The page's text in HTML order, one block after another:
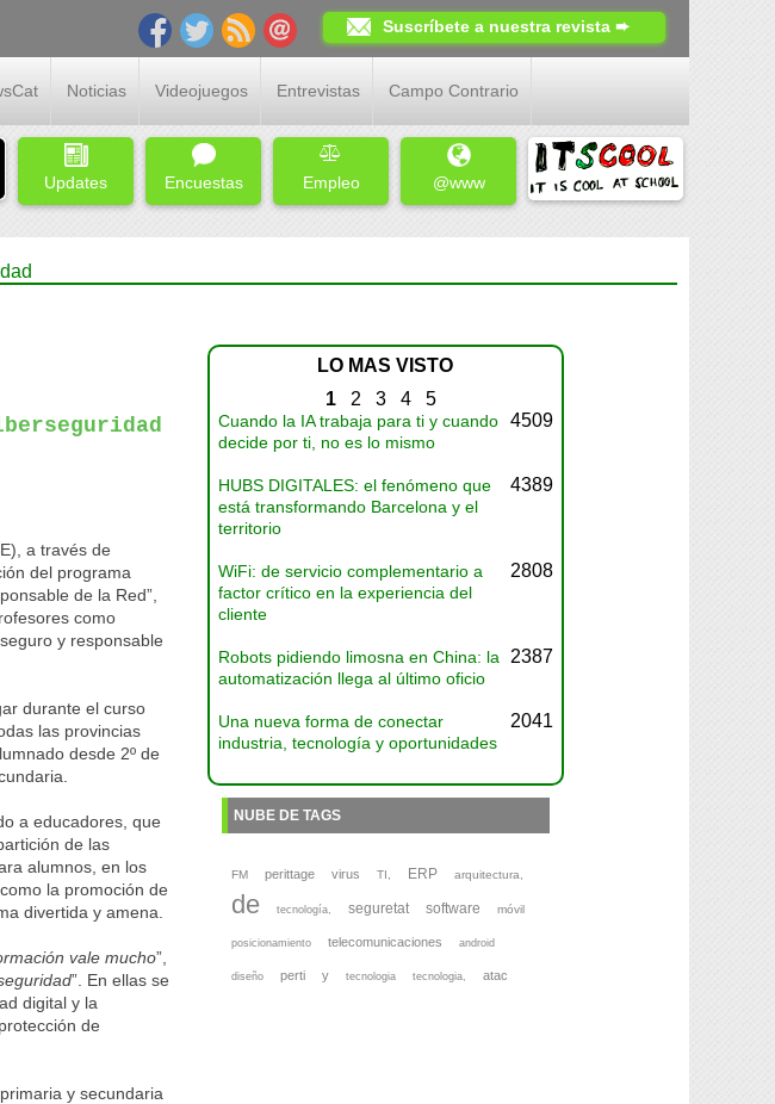
Suscríbete a nuestra revista ➨
Noticias Videojuegos Entrevistas Campo Contrario
Updates Encuestas Empleo @www
a través de
del programa
de la Red”,
como
y responsable
durante el curso
las provincias
desde 2º de
a educadores, que
de las
alumnos, en los
la promoción de
divertida y amena.
vale mucho”,
”. En ellas se
digital y la
de
y secundaria
LO MAS VISTO
1 2 3 4 5
Cuando la IA trabaja para ti y cuando
decide por ti, no es lo mismo
4509
HUBS DIGITALES: el fenómeno que
está transformando Barcelona y el
territorio
4389
WiFi: de servicio complementario a
factor crítico en la experiencia del
cliente
2808
Robots pidiendo limosna en China: la
automatización llega al último oficio
2387
Una nueva forma de conectar
industria, tecnología y oportunidades
2041
NUBE DE TAGS
FM perittage virus TI, ERP arquitectura,
de tecnología, seguretat software móvil
posicionamiento telecomunicaciones android
diseño perti y tecnologia tecnologia, atac